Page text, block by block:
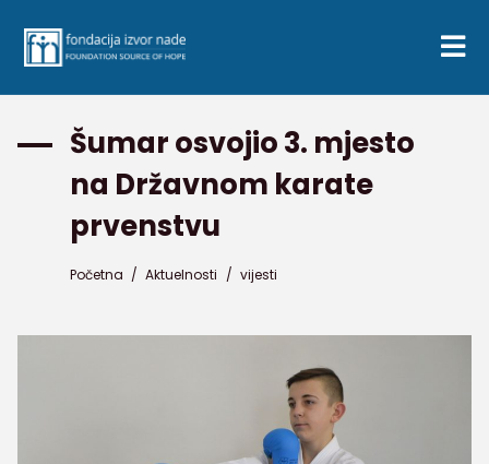
Šumar osvojio 3. mjesto
na Državnom karate
prvenstvu
Početna / Aktuelnosti / vijesti